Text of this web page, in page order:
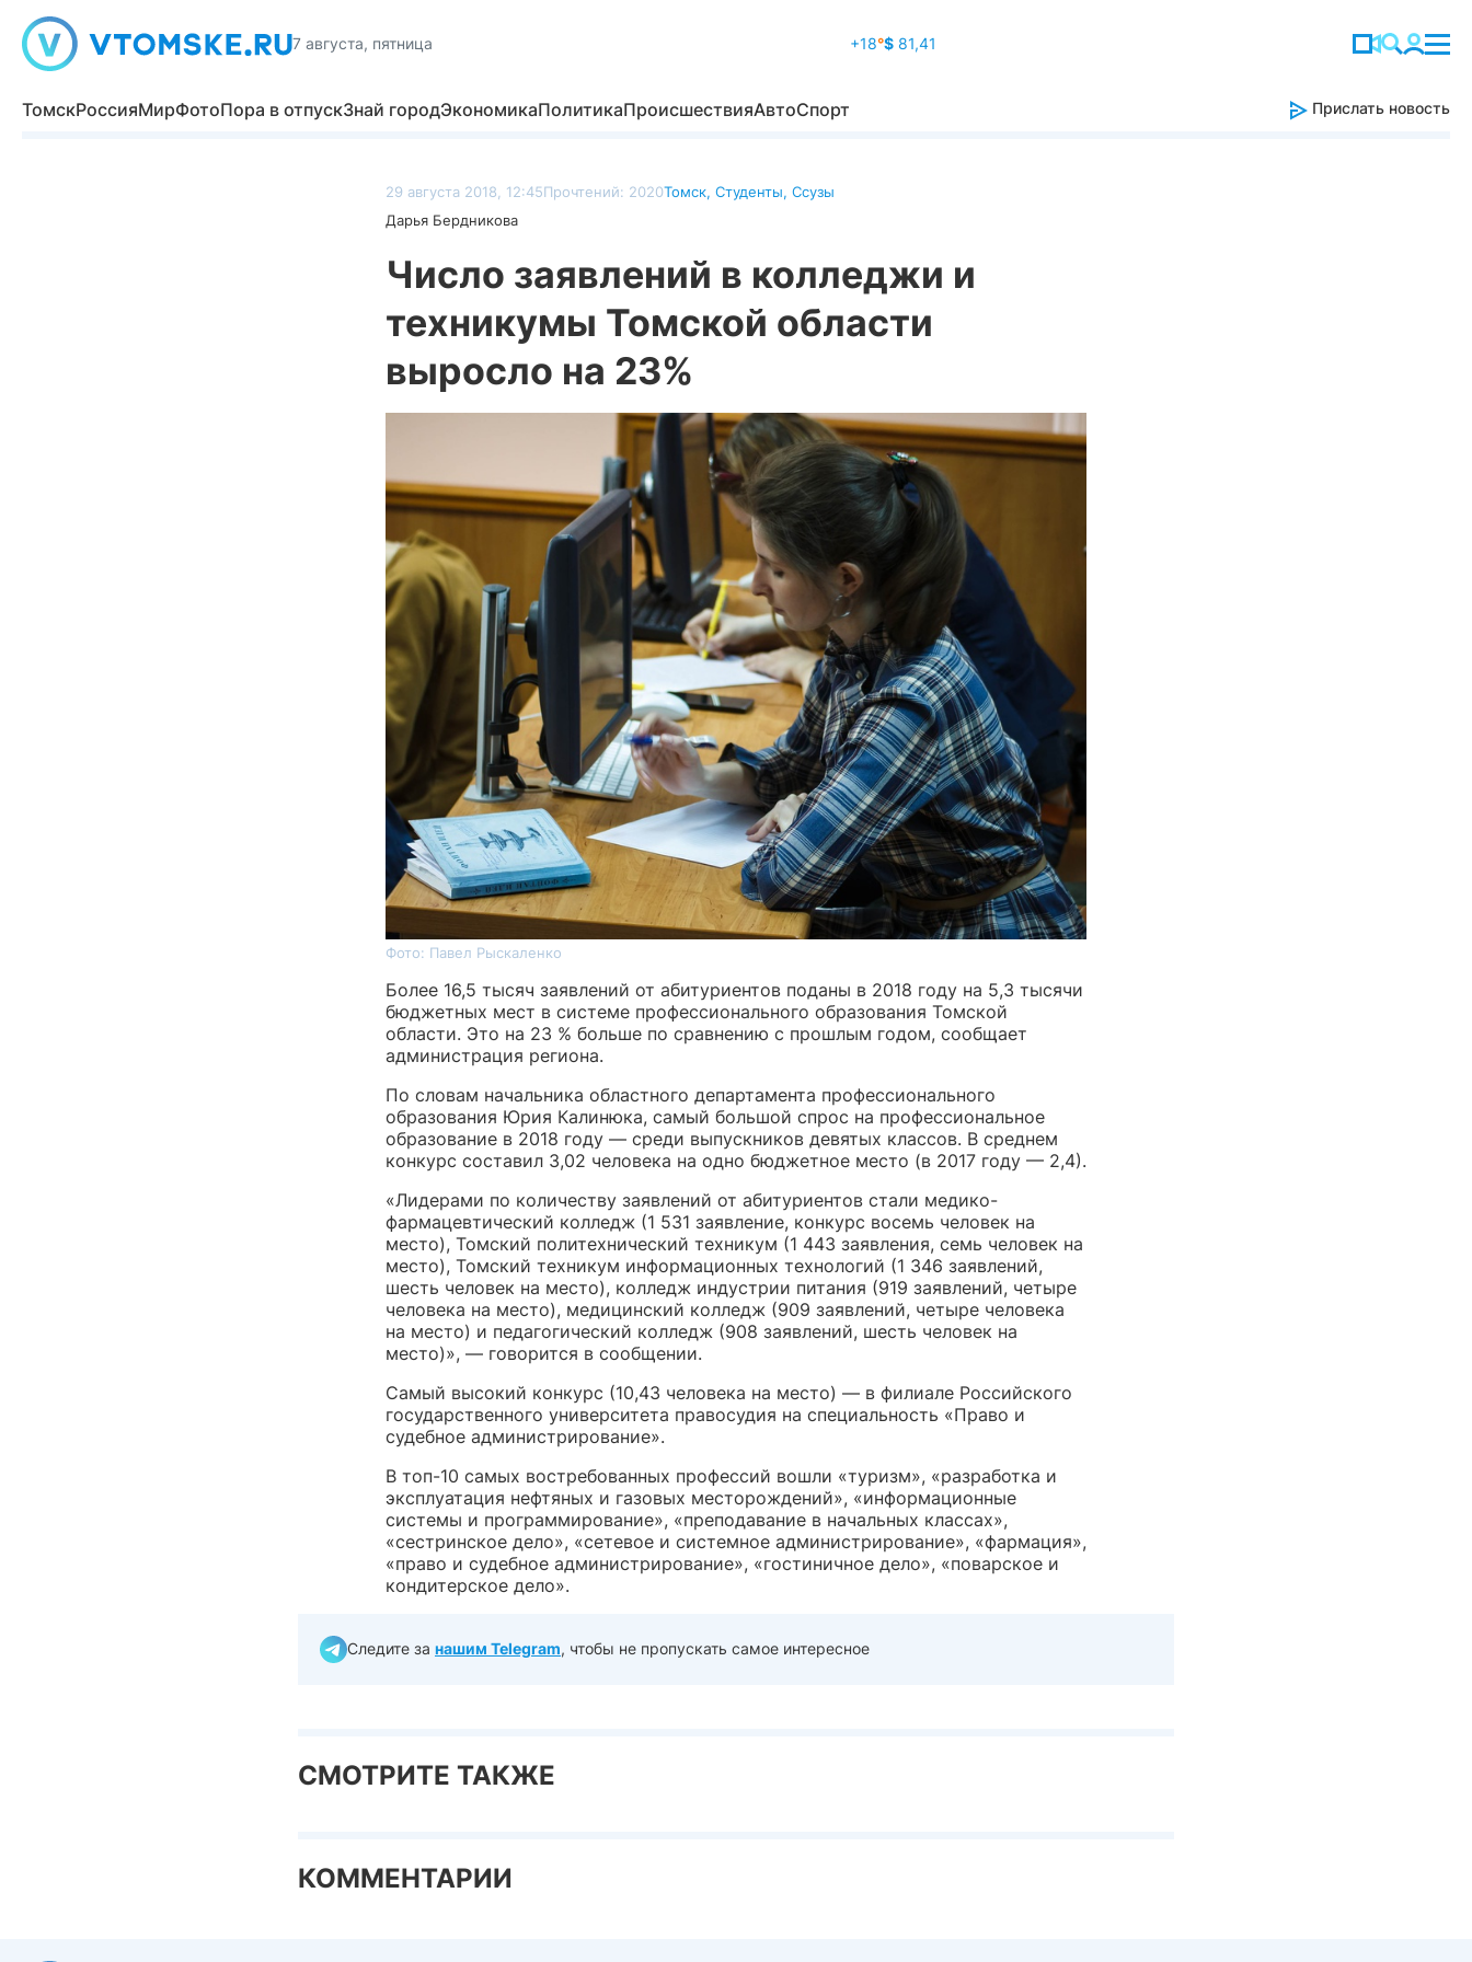
7 августа, пятница +18°$81,41
ТомскРоссияМирФотоПора в отпускЗнай городЭкономикаПолитикаПроисшествияАвтоСпорт Прислать новость
29 августа 2018, 12:45Прочтений: 2020Томск, Студенты, Ссузы
Дарья Бердникова
Число заявлений в колледжи и
техникумы Томской области
выросло на 23%
Фото: Павел Рыскаленко
Более 16,5 тысяч заявлений от абитуриентов поданы в 2018 году на 5,3 тысячи
бюджетных мест в системе профессионального образования Томской
области. Это на 23 % больше по сравнению с прошлым годом, сообщает
администрация региона.
По словам начальника областного департамента профессионального
образования Юрия Калинюка, самый большой спрос на профессиональное
образование в 2018 году — среди выпускников девятых классов. В среднем
конкурс составил 3,02 человека на одно бюджетное место (в 2017 году — 2,4).
«Лидерами по количеству заявлений от абитуриентов стали медико-
фармацевтический колледж (1 531 заявление, конкурс восемь человек на
место), Томский политехнический техникум (1 443 заявления, семь человек на
место), Томский техникум информационных технологий (1 346 заявлений,
шесть человек на место), колледж индустрии питания (919 заявлений, четыре
человека на место), медицинский колледж (909 заявлений, четыре человека
на место) и педагогический колледж (908 заявлений, шесть человек на
место)», — говорится в сообщении.
Самый высокий конкурс (10,43 человека на место) — в филиале Российского
государственного университета правосудия на специальность «Право и
судебное администрирование».
В топ-10 самых востребованных профессий вошли «туризм», «разработка и
эксплуатация нефтяных и газовых месторождений», «информационные
системы и программирование», «преподавание в начальных классах»,
«сестринское дело», «сетевое и системное администрирование», «фармация»,
«право и судебное администрирование», «гостиничное дело», «поварское и
кондитерское дело».
Следите за нашим Telegram, чтобы не пропускать самое интересное
СМОТРИТЕ ТАКЖЕ
КОММЕНТАРИИ